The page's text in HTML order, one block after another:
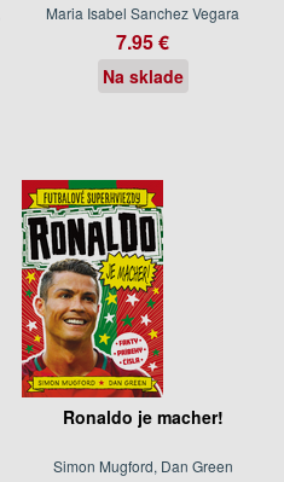
Maria Isabel Sanchez Vegara
7.95 €
Na sklade
Ronaldo je macher!
Simon Mugford, Dan Green